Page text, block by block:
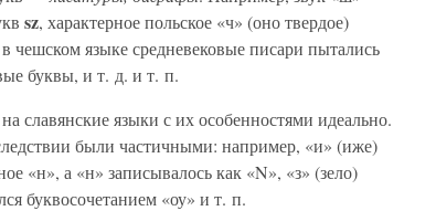
sz, характерное польское «ч» (оно твердое)
чешском языке средневековые писари пытались
буквы, и т. д. и т. п.
славянские языки с их особенностями идеально.
были частичными: например, «и» (иже)
«н», а «н» записывалось как «N», «з» (зело)
буквосочетанием «оу» и т. п.